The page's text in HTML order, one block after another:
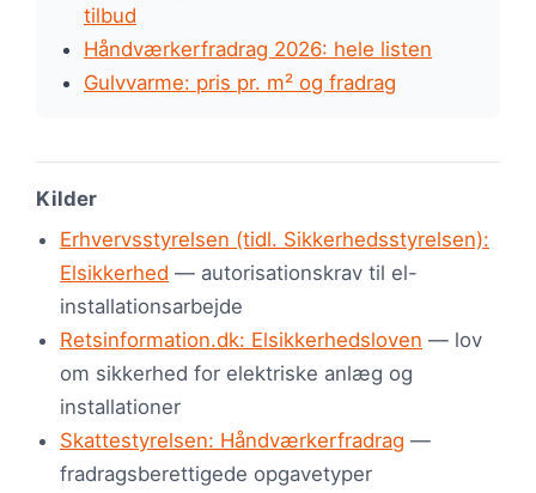
tilbud
Håndværkerfradrag 2026: hele listen
Gulvvarme: pris pr. m² og fradrag
Kilder
Erhvervsstyrelsen (tidl. Sikkerhedsstyrelsen):
Elsikkerhed — autorisationskrav til el-
installationsarbejde
Retsinformation.dk: Elsikkerhedsloven — lov
om sikkerhed for elektriske anlæg og
installationer
Skattestyrelsen: Håndværkerfradrag —
fradragsberettigede opgavetyper